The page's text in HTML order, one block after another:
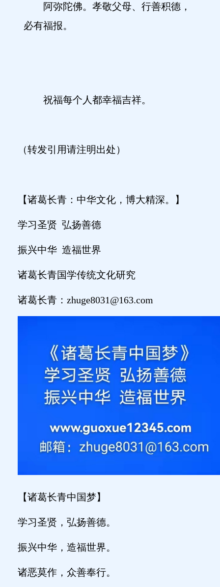
阿弥陀佛。孝敬父母、行善积德，
必有福报。
祝福每个人都幸福吉祥。
（转发引用请注明出处）
【诸葛长青：中华文化，博大精深。】
学习圣贤 弘扬善德
振兴中华 造福世界
诸葛长青国学传统文化研究
诸葛长青： zhuge8031@163.com
【诸葛长青中国梦】
学习圣贤，弘扬善德。
振兴中华，造福世界。
诸恶莫作，众善奉行。